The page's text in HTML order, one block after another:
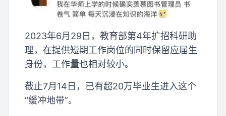
2023年6月29日，教育部第4年扩招科研助
理，在提供短期工作岗位的同时保留应届生
身份，工作量也相对较小。
截止7月14日，已有超20万毕业生进入这个
“缓冲地带”。